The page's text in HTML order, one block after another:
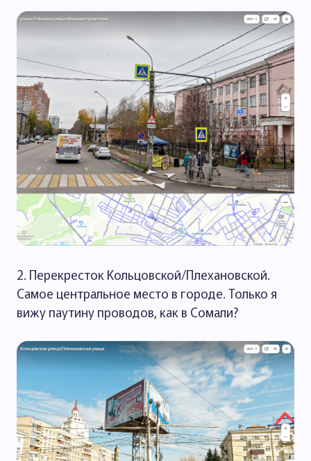
2. Перекресток Кольцовской/Плехановской.
Самое центральное место в городе. Только я
вижу паутину проводов, как в Сомали?